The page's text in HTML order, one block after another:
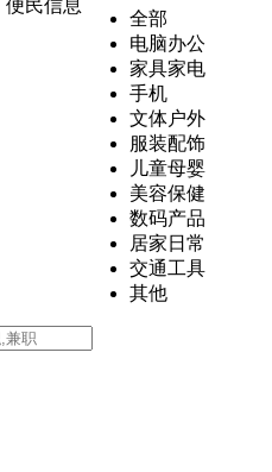
便民信息
全部
电脑办公
家具家电
手机
文体户外
服装配饰
儿童母婴
美容保健
数码产品
居家日常
交通工具
其他